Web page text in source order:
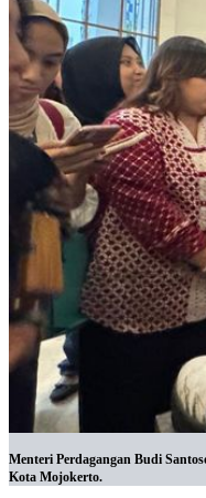
Menteri Perdagangan Budi
Kota Mojokerto.